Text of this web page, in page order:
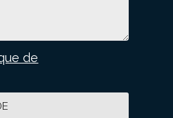
de